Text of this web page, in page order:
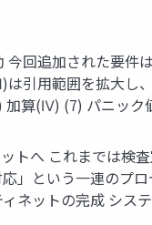
回追加された要件
は引用範囲を拡大
算(Ⅳ) (7) パニック
トへ これまでは
」という一連のプ
ネットの完成 シス